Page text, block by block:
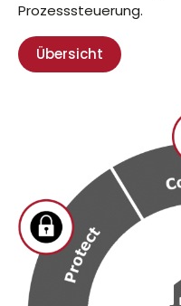
Prozesssteuerung.
Übersicht